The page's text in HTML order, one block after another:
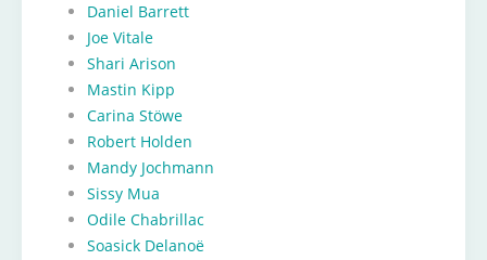
Daniel Barrett
Joe Vitale
Shari Arison
Mastin Kipp
Carina Stöwe
Robert Holden
Mandy Jochmann
Sissy Mua
Odile Chabrillac
Soasick Delanoë